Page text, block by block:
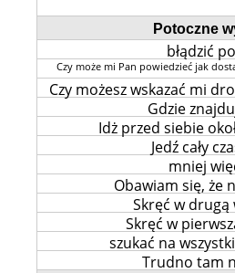
Potoczne
błądzić
Czy może mi Pan powiedzieć jak
Czy możesz wskazać mi
Gdzie
Idż przed siebie
Jedź cały
mniej
Obawiam się, że
Skręć w drugą
Skręć w
szukać na
Trudno tam